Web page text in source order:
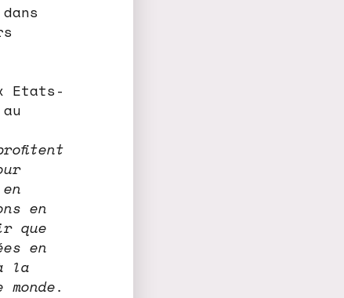
Etats-
en
que
en
la